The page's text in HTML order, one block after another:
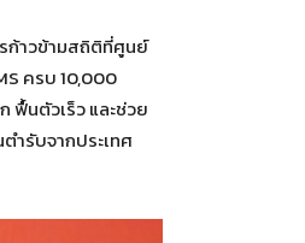
ก้าวข้ามสถิติที่ศูนย์
ครบ 10,000
ฟื้นตัวเร็ว และช่วย
ำรับจากประเทศ